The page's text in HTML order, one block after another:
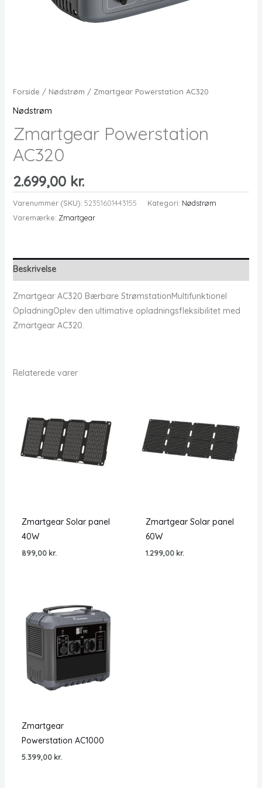
Forside / Nødstrøm / Zmartgear Powerstation AC320
Nødstrøm
Zmartgear Powerstation
AC320
2.699,00 kr.
Varenummer (SKU): 52351601443155 Kategori: Nødstrøm
Varemærke: Zmartgear
Beskrivelse
Zmartgear AC320 Bærbare StrømstationMultifunktionel
OpladningOplev den ultimative opladningsfleksibilitet med
Zmartgear AC320.
Relaterede varer
Zmartgear Solar panel
40W
899,00 kr.
Zmartgear Solar panel
60W
1.299,00 kr.
Zmartgear
Powerstation AC1000
5.399,00 kr.